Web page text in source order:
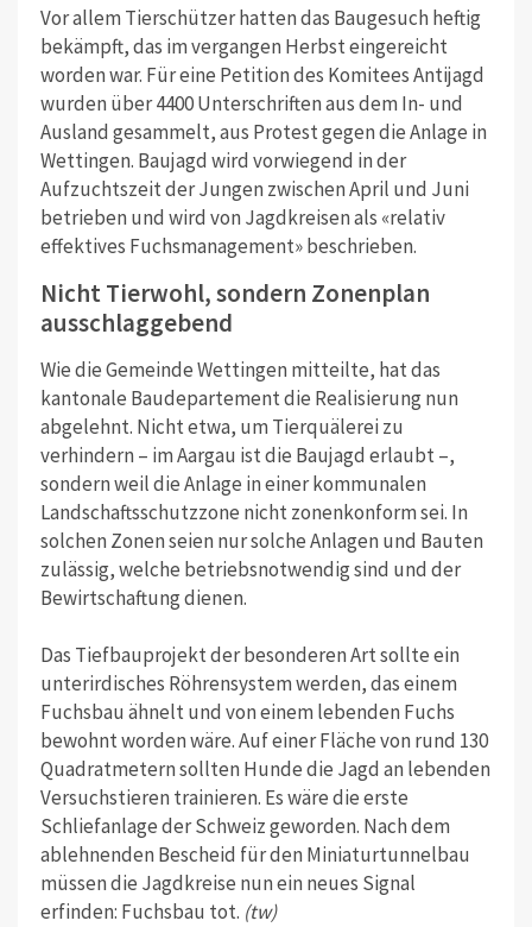
Vor allem Tierschützer hatten das Baugesuch heftig
bekämpft, das im vergangen Herbst eingereicht
worden war. Für eine Petition des Komitees Antijagd
wurden über 4400 Unterschriften aus dem In- und
Ausland gesammelt, aus Protest gegen die Anlage in
Wettingen. Baujagd wird vorwiegend in der
Aufzuchtszeit der Jungen zwischen April und Juni
betrieben und wird von Jagdkreisen als «relativ
effektives Fuchsmanagement» beschrieben.
Nicht Tierwohl, sondern Zonenplan
ausschlaggebend
Wie die Gemeinde Wettingen mitteilte, hat das
kantonale Baudepartement die Realisierung nun
abgelehnt. Nicht etwa, um Tierquälerei zu
verhindern – im Aargau ist die Baujagd erlaubt –,
sondern weil die Anlage in einer kommunalen
Landschaftsschutzzone nicht zonenkonform sei. In
solchen Zonen seien nur solche Anlagen und Bauten
zulässig, welche betriebsnotwendig sind und der
Bewirtschaftung dienen.
Das Tiefbauprojekt der besonderen Art sollte ein
unterirdisches Röhrensystem werden, das einem
Fuchsbau ähnelt und von einem lebenden Fuchs
bewohnt worden wäre. Auf einer Fläche von rund 130
Quadratmetern sollten Hunde die Jagd an lebenden
Versuchstieren trainieren. Es wäre die erste
Schliefanlage der Schweiz geworden. Nach dem
ablehnenden Bescheid für den Miniaturtunnelbau
müssen die Jagdkreise nun ein neues Signal
erfinden: Fuchsbau tot. (tw)